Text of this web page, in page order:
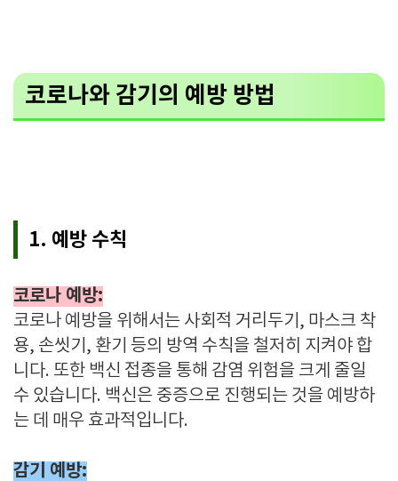
코로나와 감기의 예방 방법
1. 예방 수칙
코로나 예방:
코로나 예방을 위해서는 사회적 거리두기, 마스크 착
용, 손씻기, 환기 등의 방역 수칙을 철저히 지켜야 합
니다. 또한 백신 접종을 통해 감염 위험을 크게 줄일
수 있습니다. 백신은 중증으로 진행되는 것을 예방하
는 데 매우 효과적입니다.
감기 예방: